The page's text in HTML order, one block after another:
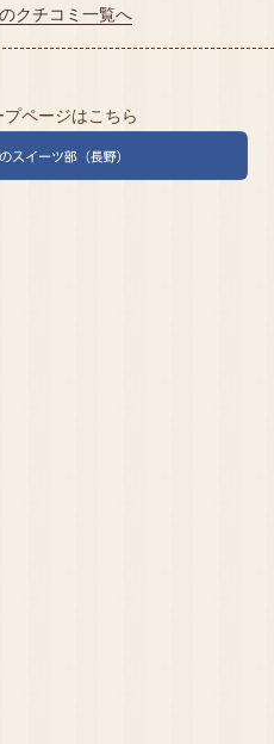
クチコミ一覧へ
プページはこちら